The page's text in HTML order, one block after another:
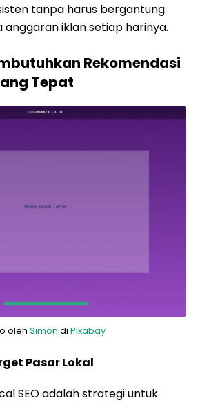
tanpa harus bergantung
anggaran iklan setiap harinya.
Rekomendasi
Tepat
oleh Simon di Pixabay
Pasar Lokal
SEO adalah strategi untuk